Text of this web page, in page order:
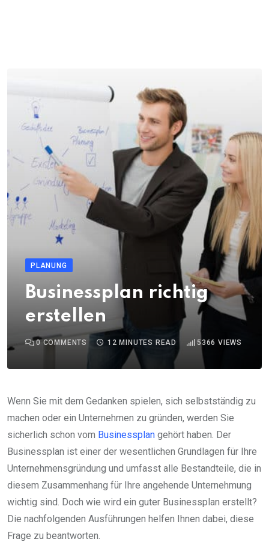
PLANUNG
Businessplan richtig
erstellen
0 COMMENTS 12 MINUTES READ 5366 VIEWS
Wenn Sie mit dem Gedanken spielen, sich selbstständig zu
machen oder ein Unternehmen zu gründen, werden Sie
sicherlich schon vom Businessplan gehört haben. Der
Businessplan ist einer der wesentlichen Grundlagen für Ihre
Unternehmensgründung und umfasst alle Bestandteile, die in
diesem Zusammenhang für Ihre angehende Unternehmung
wichtig sind. Doch wie wird ein guter Businessplan erstellt?
Die nachfolgenden Ausführungen helfen Ihnen dabei, diese
Frage zu beantworten.